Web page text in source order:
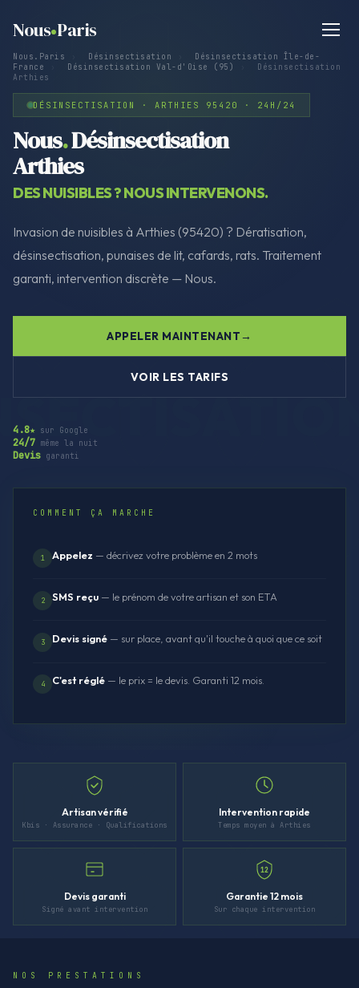
Nous Paris
Nous.Paris Désinsectisation
Désinsectisation Île-de-
France
Désinsectisation Val-d'Oise (95)
Désinsectisation
Arthies
DÉSINSECTISATION · ARTHIES 95420 · 24H/24
Nous.Désinsectisation
Arthies
DES NUISIBLES ? NOUS INTERVENONS.
Invasion de nuisibles à Arthies (95420) ? Dératisation,
désinsectisation, punaises de lit, cafards, rats. Traitement
garanti, intervention discrète — Nous.
APPELER MAINTENANT
VOIR LES TARIFS
4.8★ sur Google
24/7 même la nuit
Devis garanti
COMMENT ÇA MARCHE
1 Appelez — décrivez votre problème en 2 mots
2 SMS reçu — le prénom de votre artisan et son ETA
3 Devis signé — sur place, avant qu'il touche à quoi que ce soit
4 C'est réglé — le prix = le devis. Garanti 12 mois.
Artisan vérifié
Kbis · Assurance · Qualifications
Intervention rapide
Temps moyen à Arthies
Devis garanti
Signé avant intervention
12
Garantie 12 mois
Sur chaque intervention
NOS PRESTATIONS